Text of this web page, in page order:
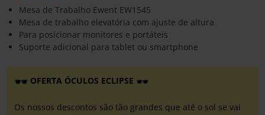
Mesa de Trabalho Ewent EW1545
Mesa de trabalho elevatória com ajuste de altura
Para posicionar monitores e portáteis
Suporte adicional para tablet ou smartphone
OFERTA ÓCULOS ECLIPSE
Os nossos descontos são tão grandes que até o sol se vai